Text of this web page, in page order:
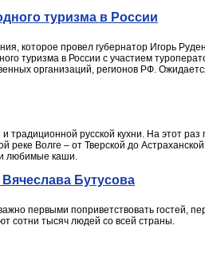
туризма в России
которое провел губернатор Игорь
туризма в России с участием
организаций, регионов РФ.
русской кухни. На этот раз
реке Волге – от Тверской до
любимые каши.
Бутусова
первыми поприветствовать гостей,
сотни тысяч людей со всей страны.